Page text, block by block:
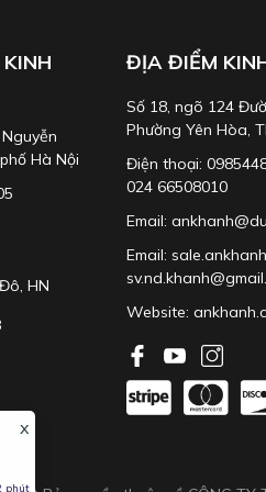
chọn &NBR390H.
Hà Nội
HN
ĐỊA ĐIỂM
Số 18, ngõ 124
Phường Yên Hòa,
Điện thoại:
024 66508010
Email:
Email:
Website:
x
phút